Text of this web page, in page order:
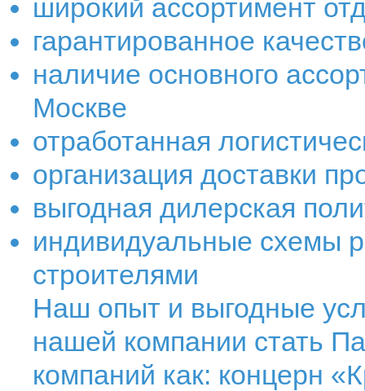
широкий ассортимент
гарантированное
наличие основного
Москве
отработанная
организация доставки
выгодная дилерская
индивидуальные схемы
строителями
Наш опыт и выгодные
нашей компании стать
компаний как: концерн